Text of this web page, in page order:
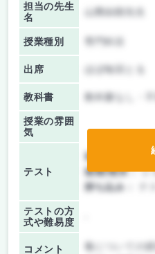
担当の先生
名
山際由朗先生
授業種別
出席 ほぼ毎回とる
教科書 教科書なし・不
授業の雰囲
気
テスト
前期/中間：
レ
後期/期末：レ
持ち込み：
テストの方
式や難易度
コメント 毒についての